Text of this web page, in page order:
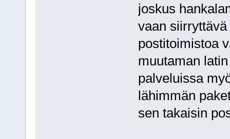
joskus
vaan
postitoimistoa
muutaman
palveluissa
lähimmän
sen takaisin